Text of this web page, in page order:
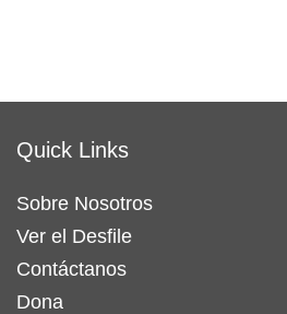
Quick Links
Sobre Nosotros
Ver el Desfile
Contáctanos
Dona